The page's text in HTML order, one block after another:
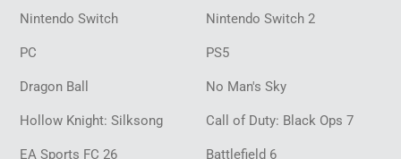
Nintendo Switch Nintendo Switch 2
PC PS5
Dragon Ball No Man's Sky
Hollow Knight: Silksong Call of Duty: Black Ops 7
EA Sports FC 26 Battlefield 6